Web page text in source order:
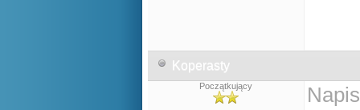
Koperasty
Początkujący